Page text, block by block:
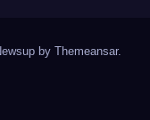
by Themeansar.